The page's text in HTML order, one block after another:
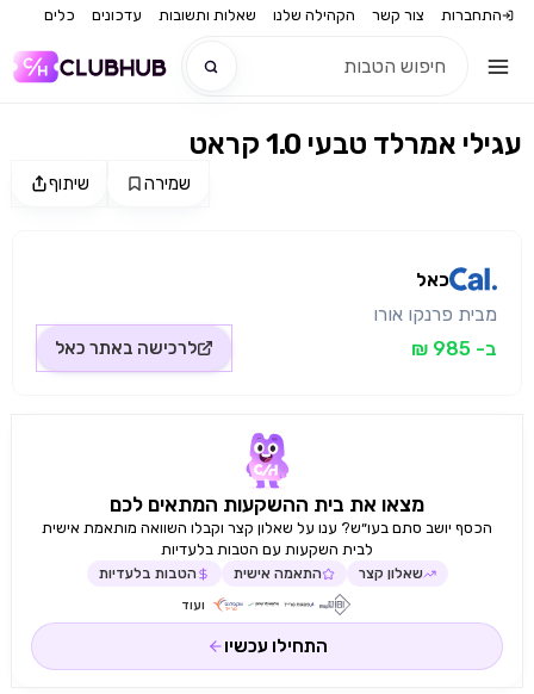
התחברות צור קשר הקהילה שלנו שאלות ותשובות עדכונים כלים
שיתוף שמירה
עגילי אמרלד טבעי 1.0 קראט
כאל
מבית פרנקו אורו
ב- 985 ₪
לרכישה באתר כאל
מצאו את בית ההשקעות המתאים לכם
הכסף יושב סתם בעו״ש? ענו על שאלון קצר וקבלו השוואה מותאמת אישית
לבית השקעות עם הטבות בלעדיות
שאלון קצר התאמה אישית הטבות בלעדיות
ועוד
התחילו עכשיו